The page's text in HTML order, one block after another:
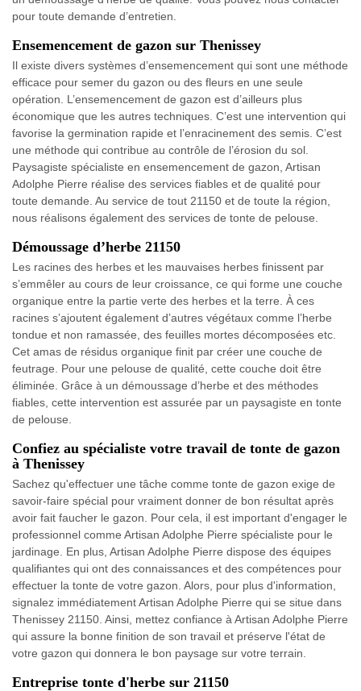
pour toute demande d’entretien.
Ensemencement de gazon sur Thenissey
Il existe divers systèmes d’ensemencement qui sont une méthode
efficace pour semer du gazon ou des fleurs en une seule
opération. L’ensemencement de gazon est d’ailleurs plus
économique que les autres techniques. C’est une intervention qui
favorise la germination rapide et l’enracinement des semis. C’est
une méthode qui contribue au contrôle de l’érosion du sol.
Paysagiste spécialiste en ensemencement de gazon, Artisan
Adolphe Pierre réalise des services fiables et de qualité pour
toute demande. Au service de tout 21150 et de toute la région,
nous réalisons également des services de tonte de pelouse.
Démoussage d’herbe 21150
Les racines des herbes et les mauvaises herbes finissent par
s’emmêler au cours de leur croissance, ce qui forme une couche
organique entre la partie verte des herbes et la terre. À ces
racines s’ajoutent également d’autres végétaux comme l’herbe
tondue et non ramassée, des feuilles mortes décomposées etc.
Cet amas de résidus organique finit par créer une couche de
feutrage. Pour une pelouse de qualité, cette couche doit être
éliminée. Grâce à un démoussage d’herbe et des méthodes
fiables, cette intervention est assurée par un paysagiste en tonte
de pelouse.
Confiez au spécialiste votre travail de tonte de gazon
à Thenissey
Sachez qu'effectuer une tâche comme tonte de gazon exige de
savoir-faire spécial pour vraiment donner de bon résultat après
avoir fait faucher le gazon. Pour cela, il est important d'engager le
professionnel comme Artisan Adolphe Pierre spécialiste pour le
jardinage. En plus, Artisan Adolphe Pierre dispose des équipes
qualifiantes qui ont des connaissances et des compétences pour
effectuer la tonte de votre gazon. Alors, pour plus d'information,
signalez immédiatement Artisan Adolphe Pierre qui se situe dans
Thenissey 21150. Ainsi, mettez confiance à Artisan Adolphe Pierre
qui assure la bonne finition de son travail et préserve l'état de
votre gazon qui donnera le bon paysage sur votre terrain.
Entreprise tonte d'herbe sur 21150